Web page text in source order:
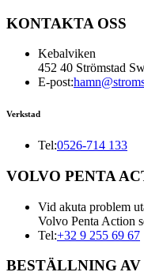
KONTAKTA OSS
Kebalviken
452 40 Strömstad
E-post:
Verkstad
Tel:0526-714 133
VOLVO PENTA
Vid akuta problem
Volvo Penta Action
Tel:+32 9 255 69 67
BESTÄLLNING